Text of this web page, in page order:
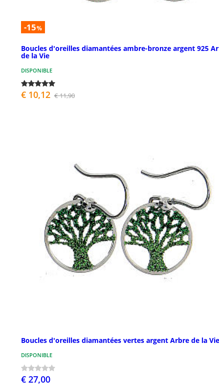
-15%
Boucles d'oreilles diamantées ambre-bronze argent 925
de la Vie
DISPONIBLE
€ 10,12 € 11,90
Boucles d'oreilles diamantées vertes argent Arbre de la Vie
DISPONIBLE
€ 27,00